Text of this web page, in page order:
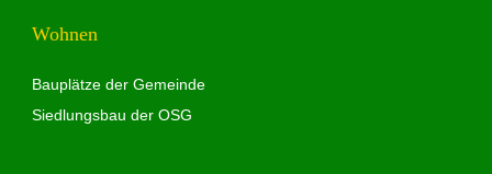
Wohnen
Bauplätze der Gemeinde
Siedlungsbau der OSG